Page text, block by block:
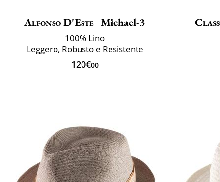
Alfonso D'Este Michael-3
100% Lino
Leggero, Robusto e Resistente
120€00